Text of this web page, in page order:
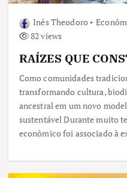
Inês Theodoro
82 views
RAÍZES QUE
Como comunidades
transformando cultura,
ancestral em um novo
sustentável Durante muito
econômico foi associado à